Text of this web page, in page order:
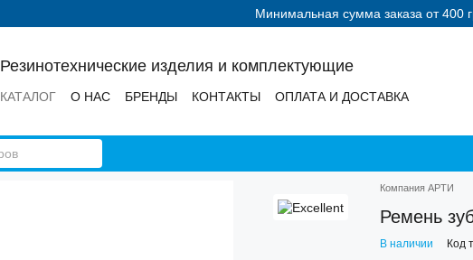
Минимальная сумма заказа от 400
Резинотехнические изделия и комплектующие
КАТАЛОГ О НАС БРЕНДЫ КОНТАКТЫ
ОПЛАТА И ДОСТАВКА
Компания АРТИ
Ремень
В наличии Код